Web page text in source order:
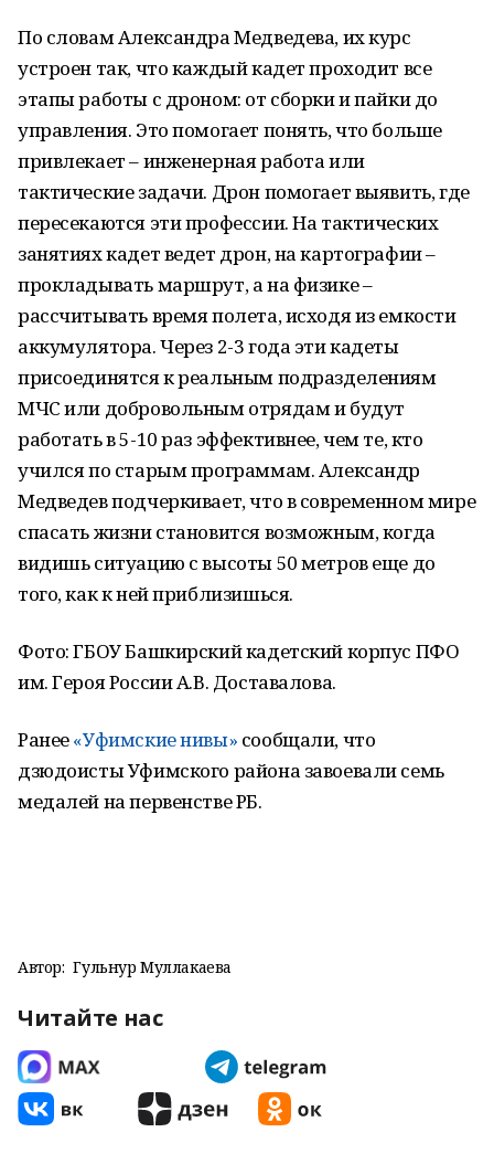
По словам Александра Медведева, их курс
устроен так, что каждый кадет проходит все
этапы работы с дроном: от сборки и пайки до
управления. Это помогает понять, что больше
привлекает – инженерная работа или
тактические задачи. Дрон помогает выявить, где
пересекаются эти профессии. На тактических
занятиях кадет ведет дрон, на картографии –
прокладывать маршрут, а на физике –
рассчитывать время полета, исходя из емкости
аккумулятора. Через 2-3 года эти кадеты
присоединятся к реальным подразделениям
МЧС или добровольным отрядам и будут
работать в 5-10 раз эффективнее, чем те, кто
учился по старым программам. Александр
Медведев подчеркивает, что в современном мире
спасать жизни становится возможным, когда
видишь ситуацию с высоты 50 метров еще до
того, как к ней приблизишься.
Фото: ГБОУ Башкирский кадетский корпус ПФО
им. Героя России А.В. Доставалова.
Ранее«Уфимские нивы» сообщали, что
дзюдоисты Уфимского района завоевали семь
медалей на первенстве РБ.
Автор: Гульнур Муллакаева
Читайте нас